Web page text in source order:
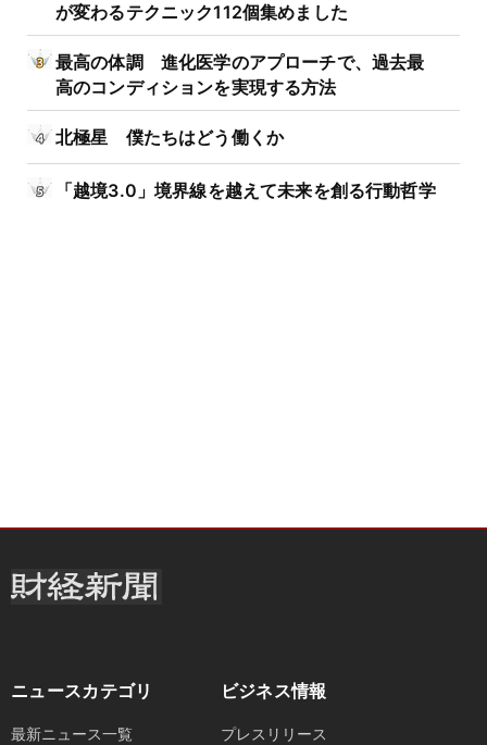
が変わるテクニック112個集めました
最高の体調 進化医学のアプローチで、過去最
高のコンディションを実現する方法
北極星 僕たちはどう働くか
「越境3.0」境界線を越えて未来を創る行動哲学
ニュースカテゴリ
最新ニュース一覧
ビジネス情報
プレスリリース